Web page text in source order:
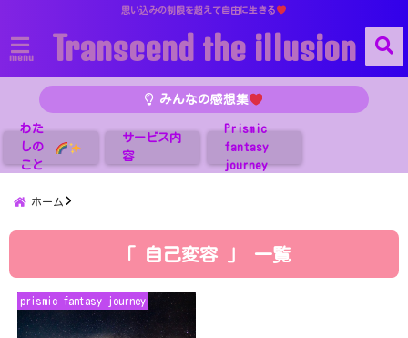
思い込みの制限を超えて自由に生きる
menu Transcend the illusion
みんなの感想集
わた
しの
こと
サービス内
容
Prismic
fantasy
journey
ホーム
「 自己変容 」 一覧
prismic fantasy journey